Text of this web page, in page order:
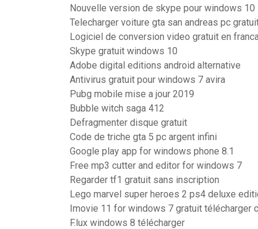
Nouvelle version de skype pour windows 10
Telecharger voiture gta san andreas pc
Logiciel de conversion video gratuit en
Skype gratuit windows 10
Adobe digital editions android alternative
Antivirus gratuit pour windows 7 avira
Pubg mobile mise a jour 2019
Bubble witch saga 412
Defragmenter disque gratuit
Code de triche gta 5 pc argent infini
Google play app for windows phone 8.1
Free mp3 cutter and editor for windows 7
Regarder tf1 gratuit sans inscription
Lego marvel super heroes 2 ps4 deluxe
Imovie 11 for windows 7 gratuit télécharger
F.lux windows 8 télécharger